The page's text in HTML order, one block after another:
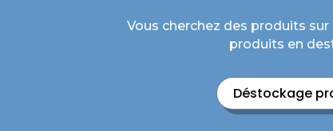
Vous cherchez des produits
produits en
Déstockage